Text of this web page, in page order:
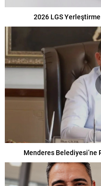
2026 LGS
Menderes Belediyesi’ne